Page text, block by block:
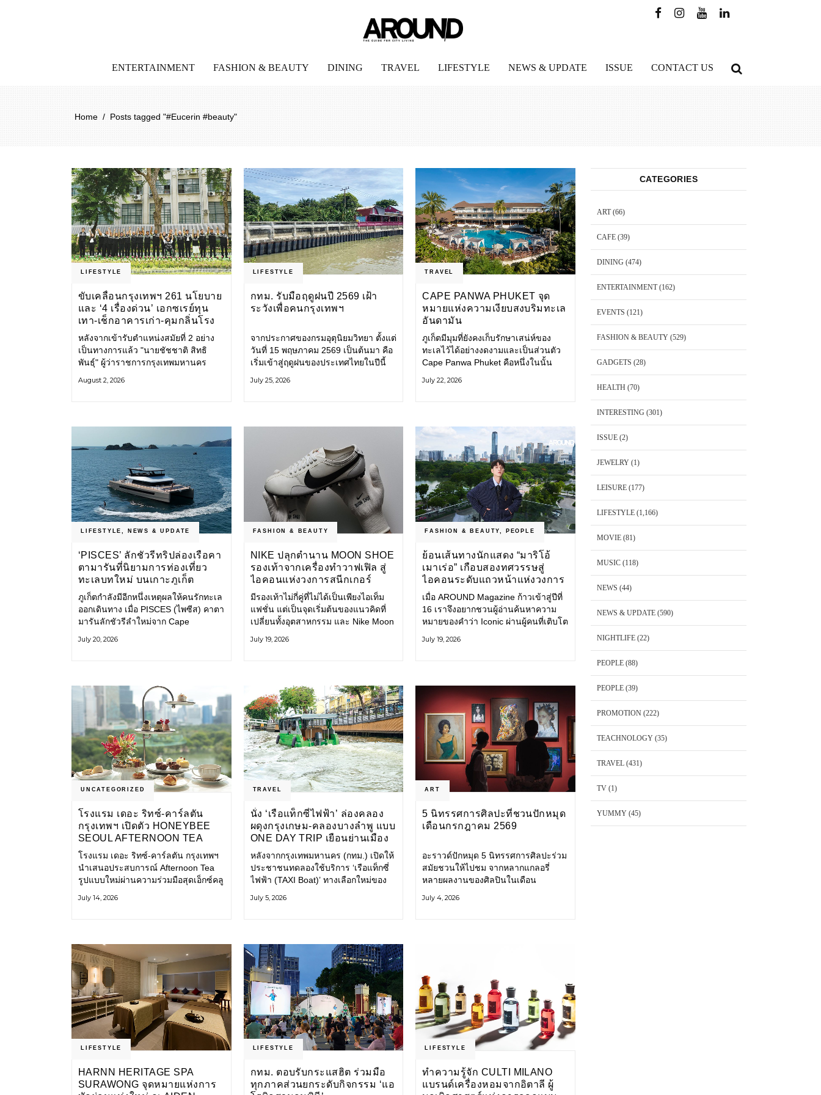
ENTERTAINMENT FASHION & BEAUTY DINING TRAVEL LIFESTYLE NEWS & UPDATE ISSUE CONTACT US
Home / Posts tagged "#Eucerin #beauty"
LIFESTYLE
ขับเคลื่อนกรุงเทพฯ 261 นโยบาย
และ ‘4 เรื่องด่วน’ เอกซเรย์ทุน
เทา-เช็กอาคารเก่า-คุมกลิ่นโรง
ขยะ-ขีดเส้นสอบทุจริต
หลังจากเข้ารับตำแหน่งสมัยที่ 2 อย่าง
เป็นทางการแล้ว "นายชัชชาติ สิทธิ
พันธุ์" ผู้ว่าราชการกรุงเทพมหานคร
แปลงนโยบายสู่แผนยุทธศาสตร์ จัด
August 2, 2026
LIFESTYLE
กทม. รับมือฤดูฝนปี 2569 เฝ้า
ระวังเพื่อคนกรุงเทพฯ
จากประกาศของกรมอุตุนิยมวิทยา ตั้งแต่
วันที่ 15 พฤษภาคม 2569 เป็นต้นมา คือ
เริ่มเข้าสู่ฤดูฝนของประเทศไทยในปีนี้
รับมือน้ำท่วม และเดินหน้าพัฒนา
July 25, 2026
TRAVEL
CAPE PANWA PHUKET จุด
หมายแห่งความเงียบสงบริมทะเล
อันดามัน
ภูเก็ตมีมุมที่ยังคงเก็บรักษาเสน่ห์ของ
ทะเลไว้ได้อย่างงดงามและเป็นส่วนตัว
Cape Panwa Phuket คือหนึ่งในนั้น
& Kantary Hotels ตั้งอยู่บนแหลมพันวา
July 22, 2026
LIFESTYLE NEWS & UPDATE
‘PISCES’ ลักชัวรีทริปล่องเรือคา
ตามารันที่นิยามการท่องเที่ยว
ทะเลบทใหม่ บนเกาะภูเก็ต
ภูเก็ตกำลังมีอีกหนึ่งเหตุผลให้คนรักทะเล
ออกเดินทาง เมื่อ PISCES (ไพซีส) คาตา
มารันลักชัวรีลำใหม่จาก Cape
ทะเลอันดามันและอ่าวพังงาในมุมที่ต่าง
เป็นส่วนหนึ่งของการเดินทาง ทั้งงาน
บริการ สิ่งอำนวยความสะดวก
July 20, 2026
FASHION & BEAUTY
NIKE ปลุกตำนาน MOON SHOE
รองเท้าจากเครื่องทำวาฟเฟิล สู่
ไอคอนแห่งวงการสนีกเกอร์
มีรองเท้าไม่กี่คู่ที่ไม่ได้เป็นเพียงไอเท็ม
แฟชั่น แต่เป็นจุดเริ่มต้นของแนวคิดที่
เปลี่ยนทั้งอุตสาหกรรม และ Nike Moon
ไอคอนที่ถือกำเนิดเมื่อกว่าครึ่งศตวรรษ
Nike
July 19, 2026
FASHION & BEAUTY PEOPLE
ย้อนเส้นทางนักแสดง “มาริโอ้
เมาเร่อ” เกือบสองทศวรรษสู่
ไอคอนระดับแถวหน้าแห่งวงการ
บันเทิงไทย
เมื่อ AROUND Magazine ก้าวเข้าสู่ปีที่
16 เราจึงอยากชวนผู้อ่านค้นหาความ
หมายของคำว่า Iconic ผ่านผู้คนที่เติบโต
ตนไว้อย่างมั่นคง หนึ่งในนั้นคือ มาริโอ้
July 19, 2026
UNCATEGORIZED
โรงแรม เดอะ ริทซ์-คาร์ลตัน
กรุงเทพฯ เปิดตัว HONEYBEE
SEOUL AFTERNOON TEA
COLLABORATION ณ คาเลโอ
(CALEŌ) ชวนสัมผัสเสน่ห์ของ
ขนมหวานร่วมสมัยจากกรุงโซล
โรงแรม เดอะ ริทซ์-คาร์ลตัน กรุงเทพฯ
นำเสนอประสบการณ์ Afternoon Tea
รูปแบบใหม่ผ่านความร่วมมือสุดเอ็กซ์คลู
หวานสไตล์ฝรั่งเศสร่วมสมัยชื่อดังจาก
July 14, 2026
TRAVEL
นั่ง ‘เรือแท็กซี่ไฟฟ้า’ ล่องคลอง
ผดุงกรุงเกษม-คลองบางลำพู แบบ
ONE DAY TRIP เยือนย่านเมือง
เก่า เที่ยววิถีสโลว์ไลฟ์แบบรักษ์
โลก
หลังจากกรุงเทพมหานคร (กทม.) เปิดให้
ประชาชนทดลองใช้บริการ ‘เรือแท็กซี่
ไฟฟ้า (TAXI Boat)’ ทางเลือกใหม่ของ
และเป็นมิตรกับสิ่งแวดล้อม ผ่าน
July 5, 2026
ART
5 นิทรรศการศิลปะที่ชวนปักหมุด
เดือนกรกฎาคม 2569
อะราวด์ปักหมุด 5 นิทรรศการศิลปะร่วม
สมัยชวนให้ไปชม จากหลากแกลอรี่
หลายผลงานของศิลปินในเดือน
วันนี้ – 16 สิงหาคม 2569 นิทรรศการ
July 4, 2026
LIFESTYLE
HARNN HERITAGE SPA
SURAWONG จุดหมายแห่งการ
LIFESTYLE
กทม. ตอบรับกระแสฮิต ร่วมมือ
ทุกภาคส่วนยกระดับกิจกรรม ‘แอ
LIFESTYLE
ทำความรู้จัก CULTI MILANO
แบรนด์เครื่องหอมจากอิตาลี ผู้
CATEGORIES
ART(66)
CAFE (39)
DINING (474)
ENTERTAINMENT(162)
EVENTS (121)
FASHION & BEAUTY (529)
GADGETS (28)
HEALTH (70)
INTERESTING (301)
ISSUE (2)
JEWELRY (1)
LEISURE (177)
LIFESTYLE (1,166)
MOVIE (81)
MUSIC (118)
NEWS (44)
NEWS & UPDATE (590)
NIGHTLIFE (22)
PEOPLE (88)
PEOPLE (39)
PROMOTION (222)
TEACHNOLOGY (35)
TRAVEL (431)
TV (1)
YUMMY (45)